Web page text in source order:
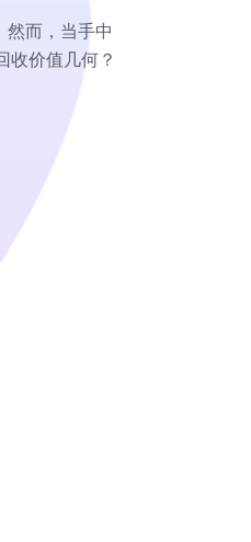
而，当手中
收价值几何？